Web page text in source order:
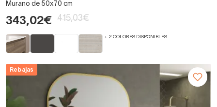
Murano de 50x70 cm
343,02€ 415,03€
+ 2 COLORES DISPONIBLES
Rebajas